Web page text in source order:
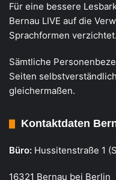
Für eine bessere
Bernau LIVE auf die
Sprachformen verzichtet.
Sämtliche
Seiten
gleichermaßen.
Kontaktdaten
Büro: Hussitenstraße 1
16321 Bernau bei Berlin